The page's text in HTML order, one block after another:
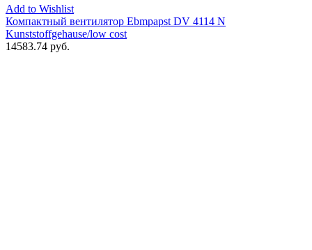
Add to Wishlist
Компактный вентилятор Ebmpapst DV 4114 N
Kunststoffgehause/low cost
14583.74 руб.